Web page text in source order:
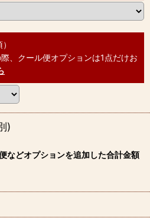
、クール便オプションは1点だけお
)
などオプションを追加した合計金額